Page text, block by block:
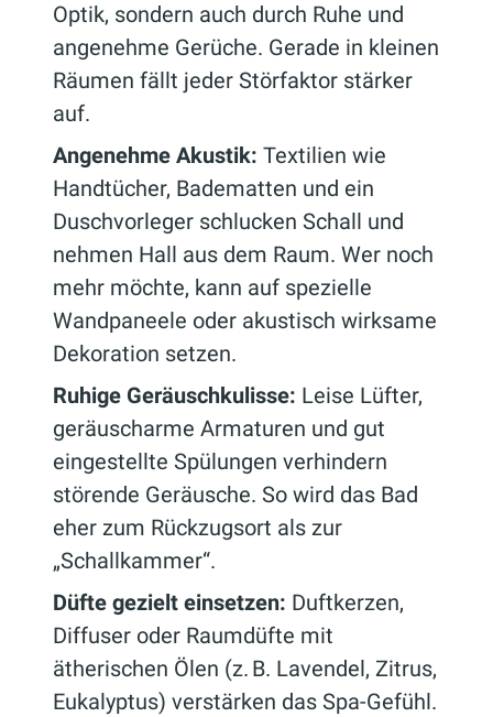
Optik, sondern auch durch Ruhe und
angenehme Gerüche. Gerade in kleinen
Räumen fällt jeder Störfaktor stärker
auf.
Angenehme Akustik: Textilien wie
Handtücher, Badematten und ein
Duschvorleger schlucken Schall und
nehmen Hall aus dem Raum. Wer noch
mehr möchte, kann auf spezielle
Wandpaneele oder akustisch wirksame
Dekoration setzen.
Ruhige Geräuschkulisse: Leise Lüfter,
geräuscharme Armaturen und gut
eingestellte Spülungen verhindern
störende Geräusche. So wird das Bad
eher zum Rückzugsort als zur
„Schallkammer“.
Düfte gezielt einsetzen: Duftkerzen,
Diffuser oder Raumdüfte mit
ätherischen Ölen (z. B. Lavendel, Zitrus,
Eukalyptus) verstärken das Spa-Gefühl.